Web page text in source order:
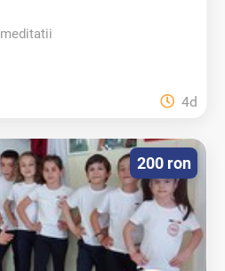
meditatii
4d
200 ron